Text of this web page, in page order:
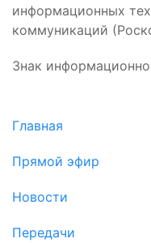
информационных
коммуникаций
Знак
Главная
Прямой эфир
Новости
Передачи